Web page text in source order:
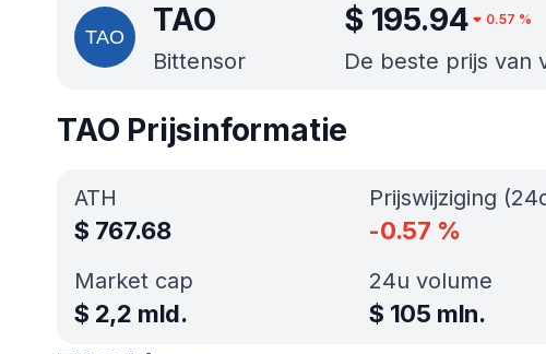
TAO
Bittensor
$ 195.94 0.57 %
De beste prijs van
TAO Prijsinformatie
ATH
$ 767.68
Market cap
$ 2,2 mld.
Prijswijziging
-0.57 %
24u volume
$ 105 mln.